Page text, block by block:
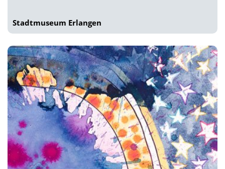
Stadtmuseum Erlangen